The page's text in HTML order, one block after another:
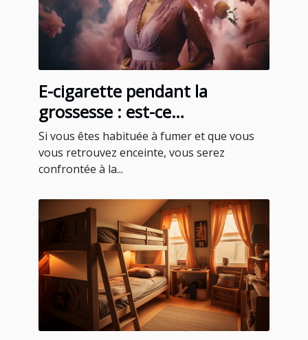
E-cigarette pendant la
grossesse : est-ce
recommandable ?
Si vous êtes habituée à fumer et que vous
vous retrouvez enceinte, vous serez
confrontée à la...